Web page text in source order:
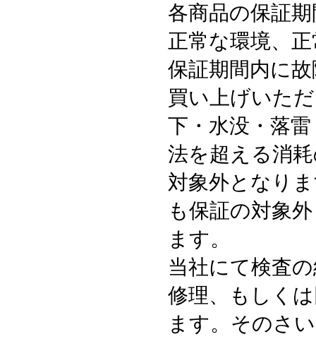
各商品の保証
正常な環境、
保証期間内に
買い上げいた
下・水没・落
法を超える消
対象外となり
も保証の対象
ます。
当社にて検査
修理、もしく
ます。そのさ